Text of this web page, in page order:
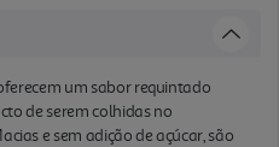
um sabor requintado
de serem colhidas no
e sem adição de açúcar, são